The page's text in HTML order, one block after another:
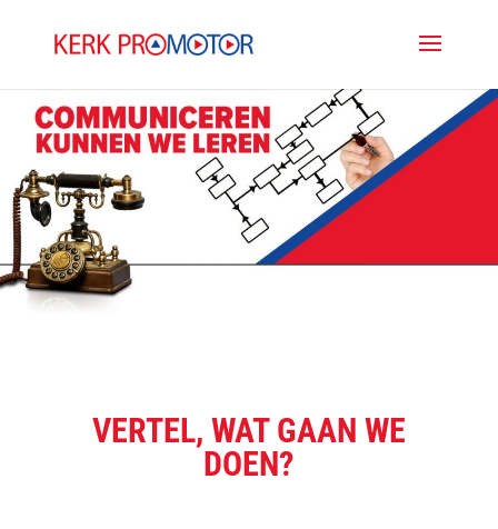
VERTEL, WAT GAAN WE
DOEN?